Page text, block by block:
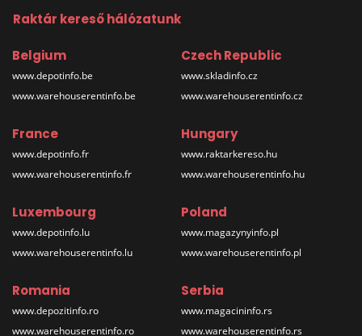
Raktár kereső hálózatunk
Belgium
www.depotinfo.be
www.warehouserentinfo.be
Czech Republic
www.skladinfo.cz
www.warehouserentinfo.cz
France
www.depotinfo.fr
www.warehouserentinfo.fr
Hungary
www.raktarkereso.hu
www.warehouserentinfo.hu
Luxembourg
www.depotinfo.lu
www.warehouserentinfo.lu
Poland
www.magazynyinfo.pl
www.warehouserentinfo.pl
Romania
www.depozitinfo.ro
www.warehouserentinfo.ro
Serbia
www.magacininfo.rs
www.warehouserentinfo.rs